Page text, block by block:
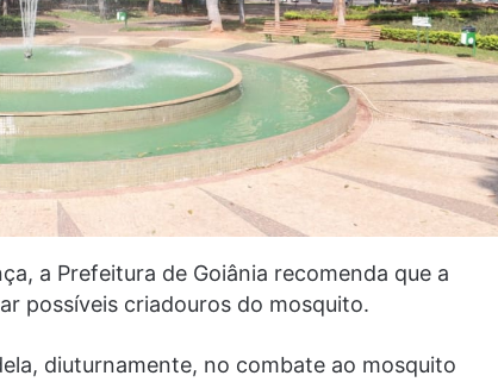
a Prefeitura de Goiânia recomenda que a
possíveis criadouros do mosquito.
diuturnamente, no combate ao mosquito